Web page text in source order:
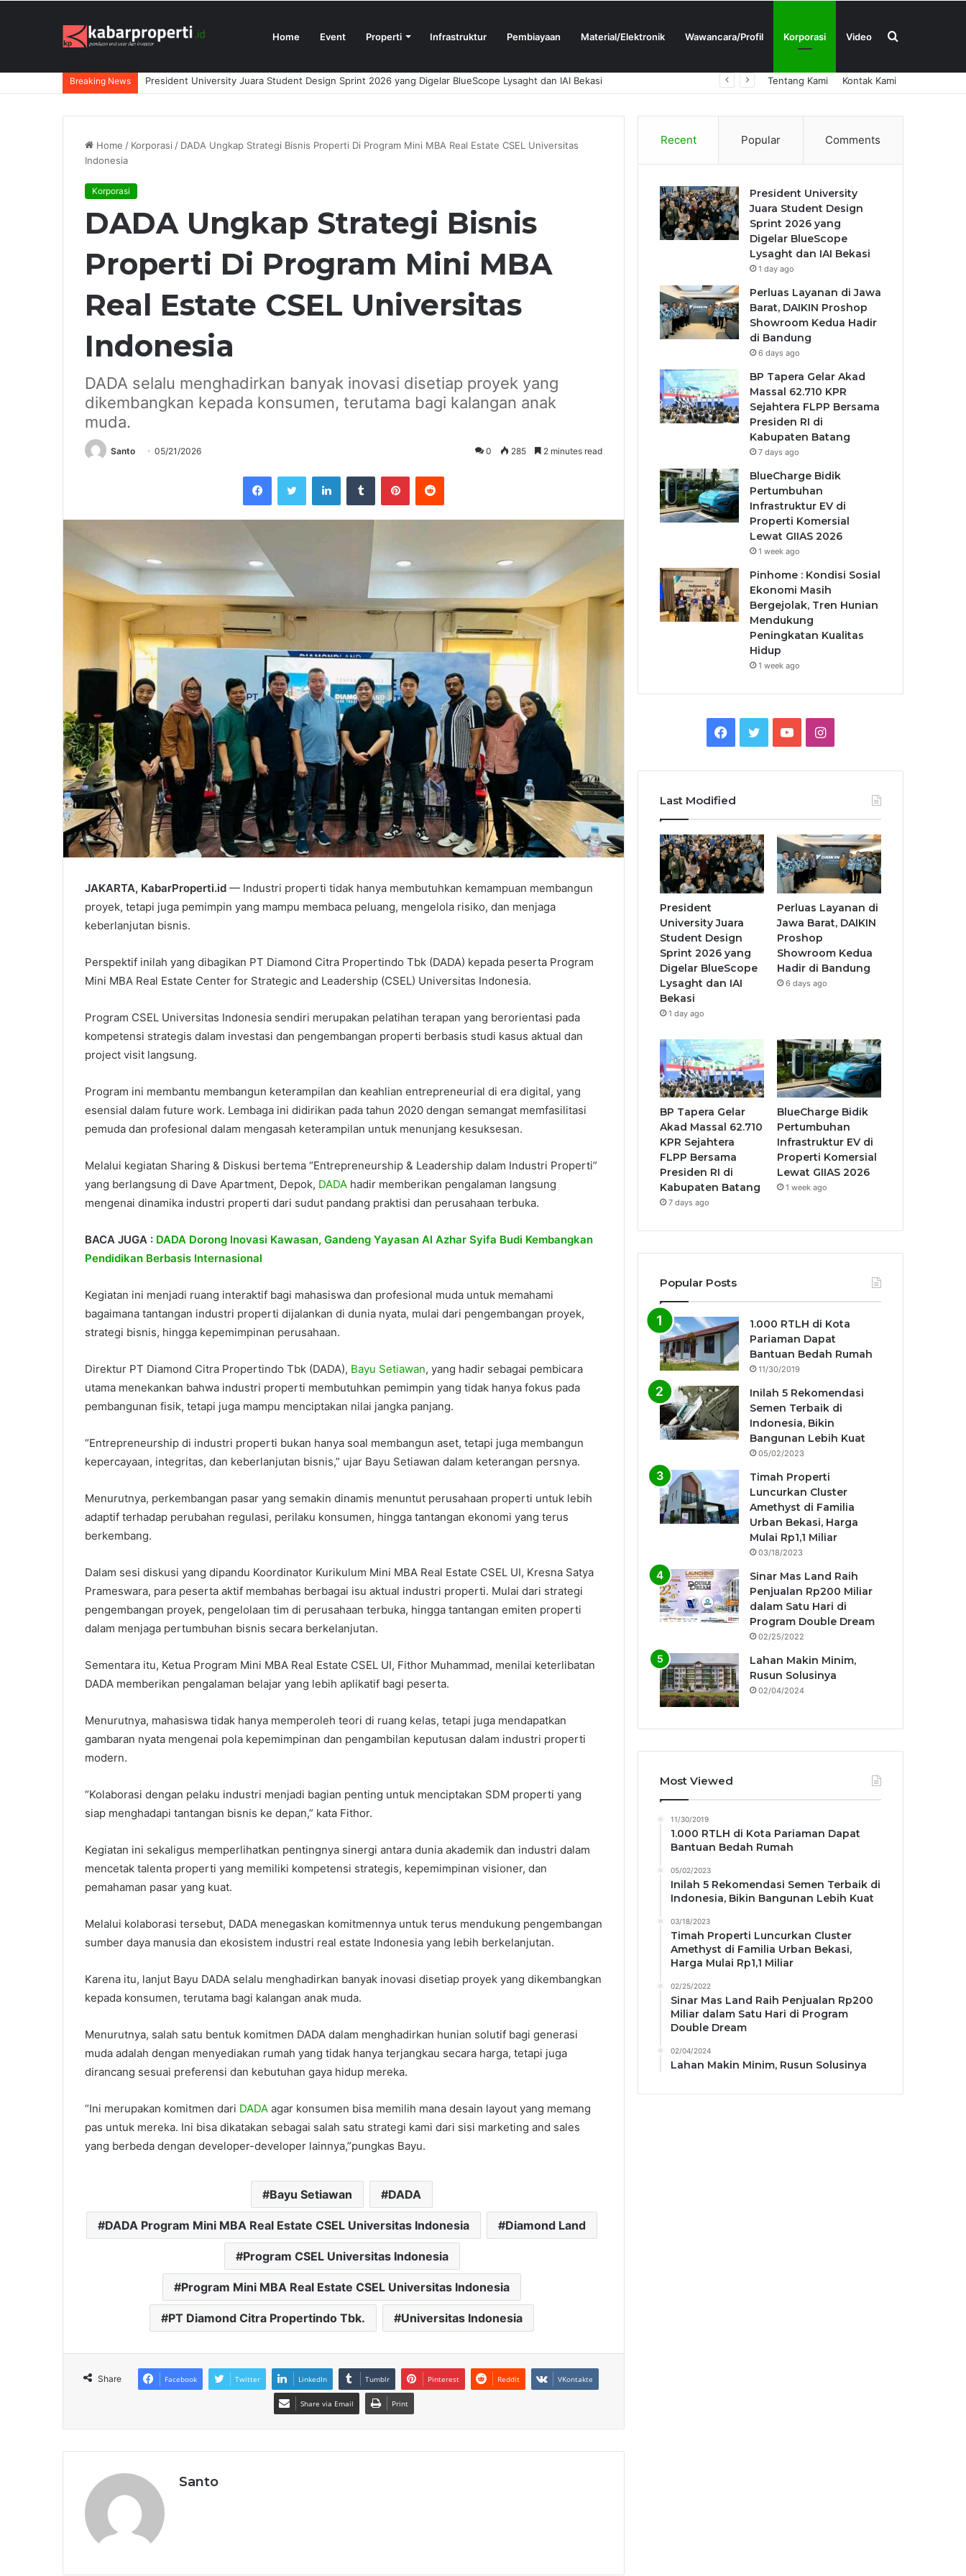
Home Event Properti Infrastruktur Pembiayaan Material/Elektronik Wawancara/Profil Korporasi Video Search
Breaking News Perluas Layanan di Jawa Barat, DAIKIN Proshop Showroom Kedua Hadir di Bandung Tentang Kami Kontak Kami
Home / Korporasi / DADA Ungkap Strategi Bisnis Properti Di Program Mini MBA Real Estate CSEL Universitas
Indonesia
Korporasi
DADA Ungkap Strategi Bisnis
Properti Di Program Mini MBA
Real Estate CSEL Universitas
Indonesia
DADA selalu menghadirkan banyak inovasi disetiap proyek yang
dikembangkan kepada konsumen, terutama bagi kalangan anak
muda.
Santo 05/21/2026 0 285 2 minutes read
FacebookTwitter LinkedInTumblr PinterestReddit
JAKARTA, KabarProperti.id — Industri properti tidak hanya membutuhkan kemampuan membangun
proyek, tetapi juga pemimpin yang mampu membaca peluang, mengelola risiko, dan menjaga
keberlanjutan bisnis.
Perspektif inilah yang dibagikan PT Diamond Citra Propertindo Tbk (DADA) kepada peserta Program
Mini MBA Real Estate Center for Strategic and Leadership (CSEL) Universitas Indonesia.
Program CSEL Universitas Indonesia sendiri merupakan pelatihan terapan yang berorientasi pada
kompetensi strategis dalam investasi dan pengembangan properti berbasis studi kasus aktual dan
project visit langsung.
Program ini membantu membangun keterampilan dan keahlian entrepreneurial di era digital, yang
esensial dalam future work. Lembaga ini didirikan pada tahun 2020 dengan semangat memfasilitasi
pemuda dan profesional dalam mengasah keterampilan untuk menunjang kesuksesan.
Melalui kegiatan Sharing & Diskusi bertema “Entrepreneurship & Leadership dalam Industri Properti”
yang berlangsung di Dave Apartment, Depok, DADA hadir memberikan pengalaman langsung
mengenai dinamika industri properti dari sudut pandang praktisi dan perusahaan terbuka.
BACA JUGA : DADA Dorong Inovasi Kawasan, Gandeng Yayasan Al Azhar Syifa Budi Kembangkan
Pendidikan Berbasis Internasional
Kegiatan ini menjadi ruang interaktif bagi mahasiswa dan profesional muda untuk memahami
bagaimana tantangan industri properti dijalankan di dunia nyata, mulai dari pengembangan proyek,
strategi bisnis, hingga kepemimpinan perusahaan.
Direktur PT Diamond Citra Propertindo Tbk (DADA), Bayu Setiawan, yang hadir sebagai pembicara
utama menekankan bahwa industri properti membutuhkan pemimpin yang tidak hanya fokus pada
pembangunan fisik, tetapi juga mampu menciptakan nilai jangka panjang.
“Entrepreneurship di industri properti bukan hanya soal membangun aset, tetapi juga membangun
kepercayaan, integritas, dan keberlanjutan bisnis,” ujar Bayu Setiawan dalam keterangan persnya.
Menurutnya, perkembangan pasar yang semakin dinamis menuntut perusahaan properti untuk lebih
adaptif terhadap perubahan regulasi, perilaku konsumen, hingga tantangan ekonomi yang terus
berkembang.
Dalam sesi diskusi yang dipandu Koordinator Kurikulum Mini MBA Real Estate CSEL UI, Kresna Satya
Prameswara, para peserta aktif membahas berbagai isu aktual industri properti. Mulai dari strategi
pengembangan proyek, pengelolaan tim di perusahaan terbuka, hingga tantangan emiten properti
dalam menjaga pertumbuhan bisnis secara berkelanjutan.
Sementara itu, Ketua Program Mini MBA Real Estate CSEL UI, Fithor Muhammad, menilai keterlibatan
DADA memberikan pengalaman belajar yang lebih aplikatif bagi peserta.
Menurutnya, mahasiswa tidak hanya memperoleh teori di ruang kelas, tetapi juga mendapatkan
gambaran nyata mengenai pola kepemimpinan dan pengambilan keputusan dalam industri properti
modern.
“Kolaborasi dengan pelaku industri menjadi bagian penting untuk menciptakan SDM properti yang
siap menghadapi tantangan bisnis ke depan,” kata Fithor.
Kegiatan ini sekaligus memperlihatkan pentingnya sinergi antara dunia akademik dan industri dalam
mencetak talenta properti yang memiliki kompetensi strategis, kepemimpinan visioner, dan
pemahaman pasar yang kuat.
Melalui kolaborasi tersebut, DADA menegaskan komitmennya untuk terus mendukung pengembangan
sumber daya manusia dan ekosistem industri real estate Indonesia yang lebih berkelanjutan.
Karena itu, lanjut Bayu DADA selalu menghadirkan banyak inovasi disetiap proyek yang dikembangkan
kepada konsumen, terutama bagi kalangan anak muda.
Menurutnya, salah satu bentuk komitmen DADA dalam menghadirkan hunian solutif bagi generasi
muda adalah dengan menyediakan rumah yang tidak hanya terjangkau secara harga, tetapi juga
dirancang sesuai preferensi dan kebutuhan gaya hidup mereka.
“Ini merupakan komitmen dari DADA agar konsumen bisa memilih mana desain layout yang memang
pas untuk mereka. Ini bisa dikatakan sebagai salah satu strategi kami dari sisi marketing and sales
yang berbeda dengan developer-developer lainnya,”pungkas Bayu.
Bayu Setiawan DADA
DADA Program Mini MBA Real Estate CSEL Universitas Indonesia Diamond Land
Program CSEL Universitas Indonesia
Program Mini MBA Real Estate CSEL Universitas Indonesia
PT Diamond Citra Propertindo Tbk. Universitas Indonesia
Share Facebook Twitter LinkedIn Tumblr Pinterest Reddit VKontakte
Share via Email Print
Santo
Recent Popular Comments
President University
Juara Student Design
Sprint 2026 yang
Digelar BlueScope
Lysaght dan IAI Bekasi
1 day ago
Perluas Layanan di Jawa
Barat, DAIKIN Proshop
Showroom Kedua Hadir
di Bandung
6 days ago
BP Tapera Gelar Akad
Massal 62.710 KPR
Sejahtera FLPP Bersama
Presiden RI di
Kabupaten Batang
7 days ago
BlueCharge Bidik
Pertumbuhan
Infrastruktur EV di
Properti Komersial
Lewat GIIAS 2026
1 week ago
Pinhome : Kondisi Sosial
Ekonomi Masih
Bergejolak, Tren Hunian
Mendukung
Peningkatan Kualitas
Hidup
1 week ago
Facebook
TwitterYouTubeInstagram
Last Modified
President
University Juara
Student Design
Sprint 2026 yang
Digelar BlueScope
Lysaght dan IAI
Bekasi
1 day ago
Perluas Layanan di
Jawa Barat, DAIKIN
Proshop
Showroom Kedua
Hadir di Bandung
6 days ago
BP Tapera Gelar
Akad Massal 62.710
KPR Sejahtera
FLPP Bersama
Presiden RI di
Kabupaten Batang
7 days ago
BlueCharge Bidik
Pertumbuhan
Infrastruktur EV di
Properti Komersial
Lewat GIIAS 2026
1 week ago
Popular Posts
1.000 RTLH di Kota
Pariaman Dapat
Bantuan Bedah Rumah
11/30/2019
Inilah 5 Rekomendasi
Semen Terbaik di
Indonesia, Bikin
Bangunan Lebih Kuat
05/02/2023
Timah Properti
Luncurkan Cluster
Amethyst di Familia
Urban Bekasi, Harga
Mulai Rp1,1 Miliar
03/18/2023
Sinar Mas Land Raih
Penjualan Rp200 Miliar
dalam Satu Hari di
Program Double Dream
02/25/2022
Lahan Makin Minim,
Rusun Solusinya
02/04/2024
Most Viewed
11/30/2019
1.000 RTLH di Kota Pariaman Dapat
Bantuan Bedah Rumah
05/02/2023
Inilah 5 Rekomendasi Semen Terbaik di
Indonesia, Bikin Bangunan Lebih Kuat
03/18/2023
Timah Properti Luncurkan Cluster
Amethyst di Familia Urban Bekasi,
Harga Mulai Rp1,1 Miliar
02/25/2022
Sinar Mas Land Raih Penjualan Rp200
Miliar dalam Satu Hari di Program
Double Dream
02/04/2024
Lahan Makin Minim, Rusun Solusinya